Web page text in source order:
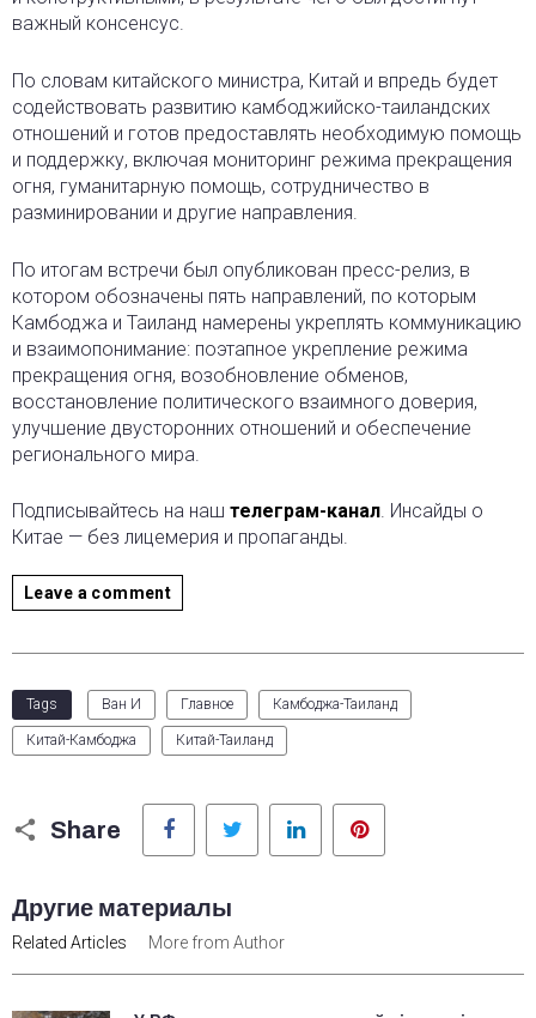
важный консенсус.
По словам китайского министра, Китай и впредь будет
содействовать развитию камбоджийско-таиландских
отношений и готов предоставлять необходимую помощь
и поддержку, включая мониторинг режима прекращения
огня, гуманитарную помощь, сотрудничество в
разминировании и другие направления.
По итогам встречи был опубликован пресс-релиз, в
котором обозначены пять направлений, по которым
Камбоджа и Таиланд намерены укреплять коммуникацию
и взаимопонимание: поэтапное укрепление режима
прекращения огня, возобновление обменов,
восстановление политического взаимного доверия,
улучшение двусторонних отношений и обеспечение
регионального мира.
Подписывайтесь на наш телеграм-канал. Инсайды о
Китае — без лицемерия и пропаганды.
Leave a comment
Tags Ван И Главное Камбоджа-Таиланд
Китай-Камбоджа Китай-Таиланд
Share
Facebook Twitter LinkedIn
Другие материалы
Related Articles More from Author